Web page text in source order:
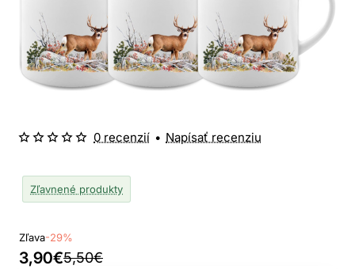
Zľavnené produkty
0 recenzií • Napísať recenziu
Zľava-29%
3,90€5,50€